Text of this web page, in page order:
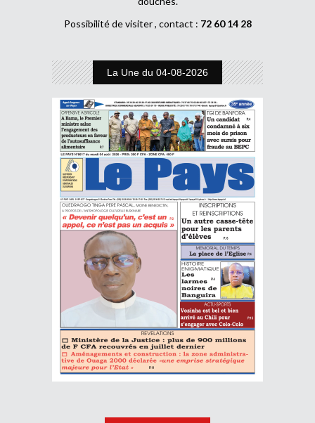
Possibilité de visiter , contact : 72 60 14 28
La Une du 04-08-2026